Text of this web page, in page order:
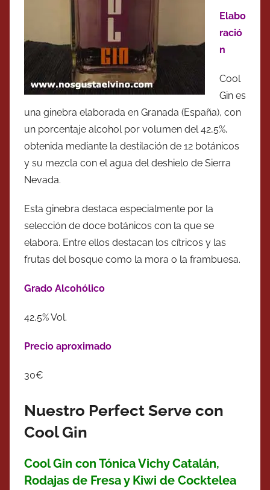
Elabo
ració
n
Cool
Gin es
una ginebra elaborada en Granada (España), con
un porcentaje alcohol por volumen del 42,5%,
obtenida mediante la destilación de 12 botánicos
y su mezcla con el agua del deshielo de Sierra
Nevada.
Esta ginebra destaca especialmente por la
selección de doce botánicos con la que se
elabora. Entre ellos destacan los cítricos y las
frutas del bosque como la mora o la frambuesa.
Grado Alcohólico
42,5% Vol.
Precio aproximado
30€
Nuestro Perfect Serve con
Cool Gin
Cool Gin con Tónica Vichy Catalán,
Rodajas de Fresa y Kiwi de Cocktelea